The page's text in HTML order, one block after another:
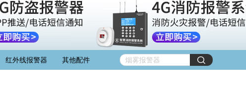
红外线报警器 其他配件